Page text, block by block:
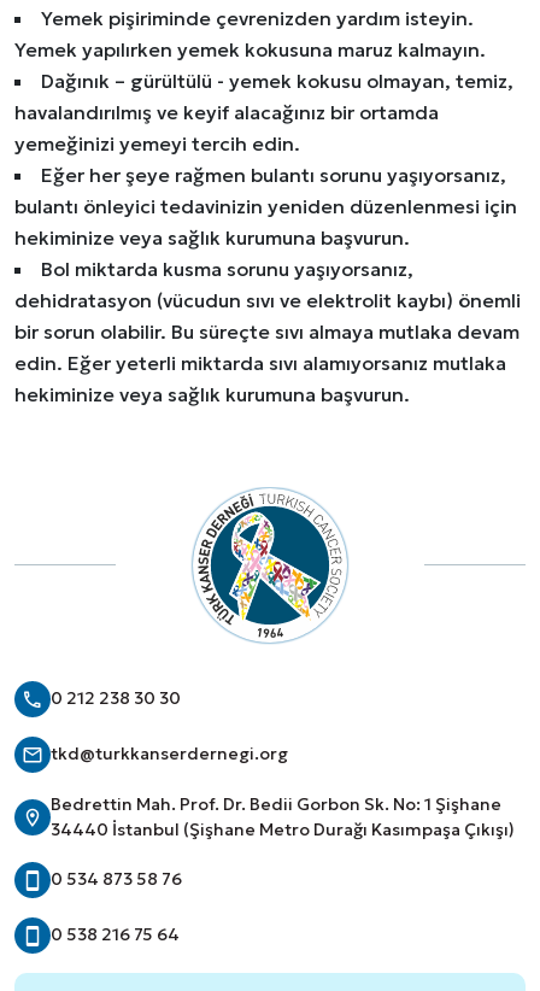
Yemek pişiriminde çevrenizden yardım isteyin.
Yemek yapılırken yemek kokusuna maruz kalmayın.
Dağınık – gürültülü - yemek kokusu olmayan, temiz,
havalandırılmış ve keyif alacağınız bir ortamda
yemeğinizi yemeyi tercih edin.
Eğer her şeye rağmen bulantı sorunu yaşıyorsanız,
bulantı önleyici tedavinizin yeniden düzenlenmesi için
hekiminize veya sağlık kurumuna başvurun.
Bol miktarda kusma sorunu yaşıyorsanız,
dehidratasyon (vücudun sıvı ve elektrolit kaybı) önemli
bir sorun olabilir. Bu süreçte sıvı almaya mutlaka devam
edin. Eğer yeterli miktarda sıvı alamıyorsanız mutlaka
hekiminize veya sağlık kurumuna başvurun.
0 212 238 30 30
tkd@turkkanserdernegi.org
Bedrettin Mah. Prof. Dr. Bedii Gorbon Sk. No: 1 Şişhane
34440 İstanbul (Şişhane Metro Durağı Kasımpaşa Çıkışı)
0 534 873 58 76
0 538 216 75 64